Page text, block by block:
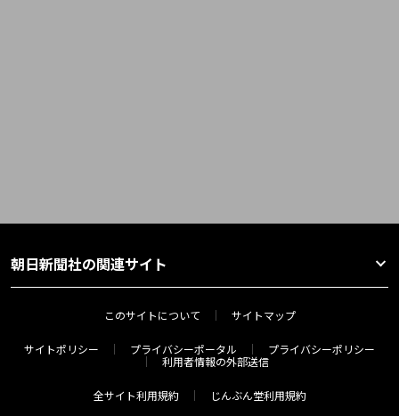
朝日新聞社の関連サイト
このサイトについて サイトマップ
サイトポリシー プライバシーポータル
プライバシーポリシー
利用者情報の外部送信
全サイト利用規約 じんぶん堂利用規約